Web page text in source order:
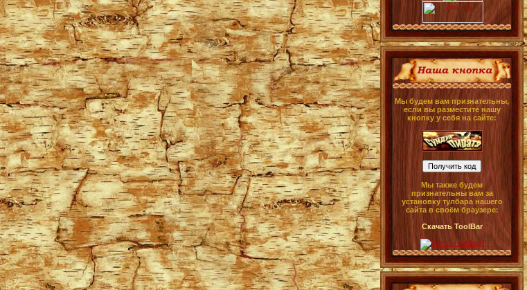
Мы будем вам признательны,
если вы разместите нашу
кнопку у себя на сайте:
Мы также будем
признательны вам за
установку тулбара нашего
сайта в своём браузере:
Скачать ToolBar